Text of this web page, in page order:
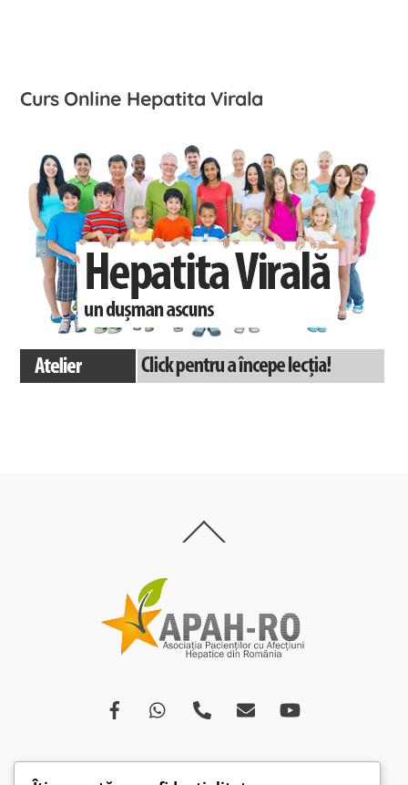
Curs Online Hepatita Virala
To